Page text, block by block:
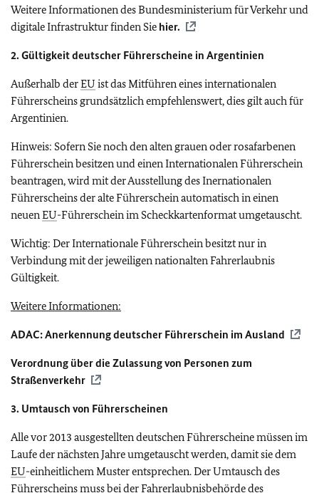
Weitere Informationen des Bundesministerium für Verkehr und
digitale Infrastruktur finden Sie hier.
2. Gültigkeit deutscher Führerscheine in Argentinien
Außerhalb derEU ist das Mitführen eines internationalen
Führerscheins grundsätzlich empfehlenswert, dies gilt auch für
Argentinien.
Hinweis: Sofern Sie noch den alten grauen oder rosafarbenen
Führerschein besitzen und einen Internationalen Führerschein
beantragen, wird mit der Ausstellung des Inernationalen
Führerscheins der alte Führerschein automatisch in einen
neuen EU-Führerschein im Scheckkartenformat umgetauscht.
Wichtig: Der Internationale Führerschein besitzt nur in
Verbindung mit der jeweiligen nationalten Fahrerlaubnis
Gültigkeit.
Weitere Informationen:
ADAC: Anerkennung deutscher Führerschein im Ausland
Verordnung über die Zulassung von Personen zum
Straßenverkehr
3. Umtausch von Führerscheinen
Alle vor 2013 ausgestellten deutschen Führerscheine müssen im
Laufe der nächsten Jahre umgetauscht werden, damit sie dem
EU-einheitlichem Muster entsprechen. Der Umtausch des
Führerscheins muss bei der Fahrerlaubnisbehörde des